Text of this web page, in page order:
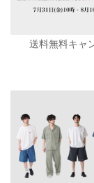
送料無料キャ